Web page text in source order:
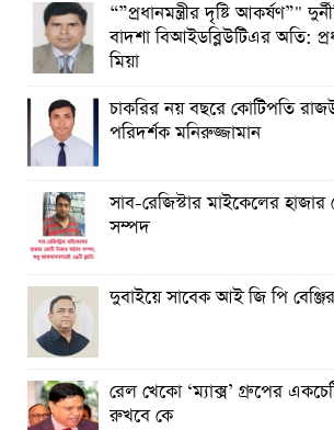
“”প্রধানমন্ত্রীর দৃষ্টি আকর্ষণ”"
বাদশা বিআইডব্লিউটিএর অতি:
মিয়া
চাকরির নয় বছরে কোটিপতি
পরিদর্শক মনিরুজ্জামান
সাব-রেজিস্টার মাইকেলের
সম্পদ
দুবাইয়ে সাবেক আই জি পি বেঞ্জির
রেল খেকো ‘ম্যাক্স’ গ্রুপের
রুখবে কে